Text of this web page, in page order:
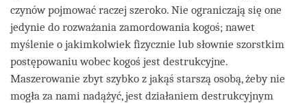
czynów pojmować raczej szeroko. Nie ograniczają się one
jedynie do rozważania zamordowania kogoś; nawet
myślenie o jakimkolwiek fizycznie lub słownie szorstkim
postępowaniu wobec kogoś jest destrukcyjne.
Maszerowanie zbyt szybko z jakąś starszą osobą, żeby nie
mogła za nami nadążyć, jest działaniem destrukcyjnym